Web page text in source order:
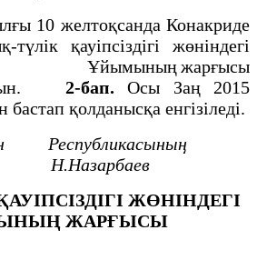
10 желтоқсанда Конакриде
қауіпсіздігі жөніндегі
жарғысы
2-бап. Осы Заң 2015
қолданысқа енгізіледі.
ЖӨНІНДЕГІ
ЖАРҒЫСЫ